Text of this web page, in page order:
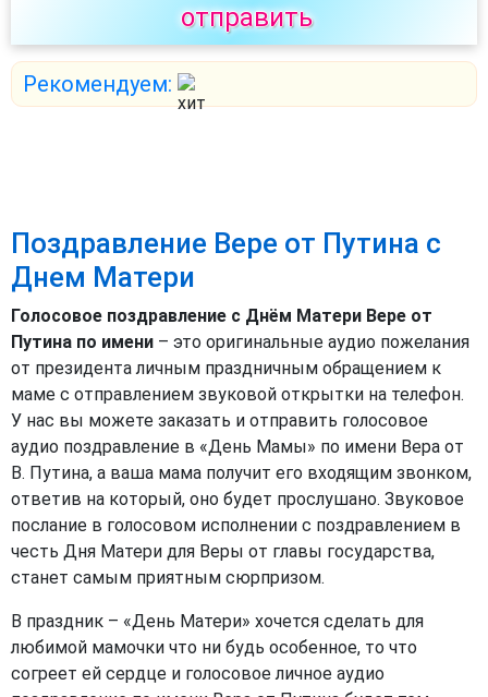
отправить
Рекомендуем:
Поздравление Вере от Путина с
Днем Матери
Голосовое поздравление с Днём Матери Вере от
Путина по имени – это оригинальные аудио пожелания
от президента личным праздничным обращением к
маме с отправлением звуковой открытки на телефон.
У нас вы можете заказать и отправить голосовое
аудио поздравление в «День Мамы» по имени Вера от
В. Путина, а ваша мама получит его входящим звонком,
ответив на который, оно будет прослушано. Звуковое
послание в голосовом исполнении с поздравлением в
честь Дня Матери для Веры от главы государства,
станет самым приятным сюрпризом.
В праздник – «День Матери» хочется сделать для
любимой мамочки что ни будь особенное, то что
согреет ей сердце и голосовое личное аудио